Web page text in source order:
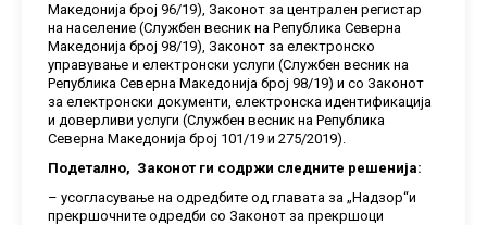
Македонија број 96/19), Законот за централен регистар
на население (Службен весник на Република Северна
Македонија број 98/19), Законот за електронско
управување и електронски услуги (Службен весник на
Република Северна Македонија број 98/19) и со Законот
за електронски документи, електронска идентификација
и доверливи услуги (Службен весник на Република
Северна Македонија број 101/19 и 275/2019).
Подетално, Законот ги содржи следните решенија:
– усогласување на одредбите од главата за „Надзор“и
прекршочните одредби со Законот за прекршоци